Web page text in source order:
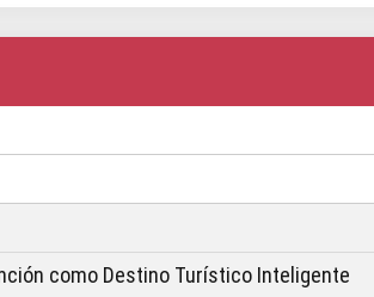
como Destino Turístico Inteligente